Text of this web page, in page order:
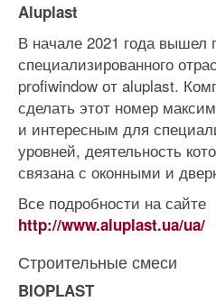
Aluplast
В начале 2021 года вышел
специализированного
profiwindow от aluplast.
сделать этот номер
и интересным для
уровней, деятельность
связана с оконными и
Все подробности на сайте
http://www.aluplast.ua/ua/
Строительные смеси
BIOPLAST